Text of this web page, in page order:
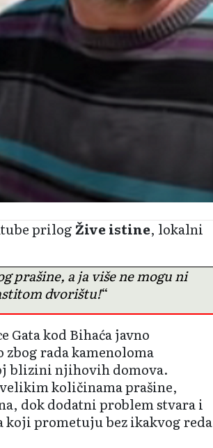
prilogŽive istine, lokalni
prašine, a ja više ne mogu ni
dvorištu!“
Gata kod Bihaća javno
rada kamenoloma
blizini njihovih domova.
količinama prašine,
dok dodatni problem stvara i
koji prometuju bez ikakvog reda